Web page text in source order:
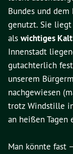
Bundes und
genutzt. Sie
als wichtiges
Innenstadt
gutachterlich
unserem
nachgewiesen
trotz Windstille
an heißen
Man könnte fast